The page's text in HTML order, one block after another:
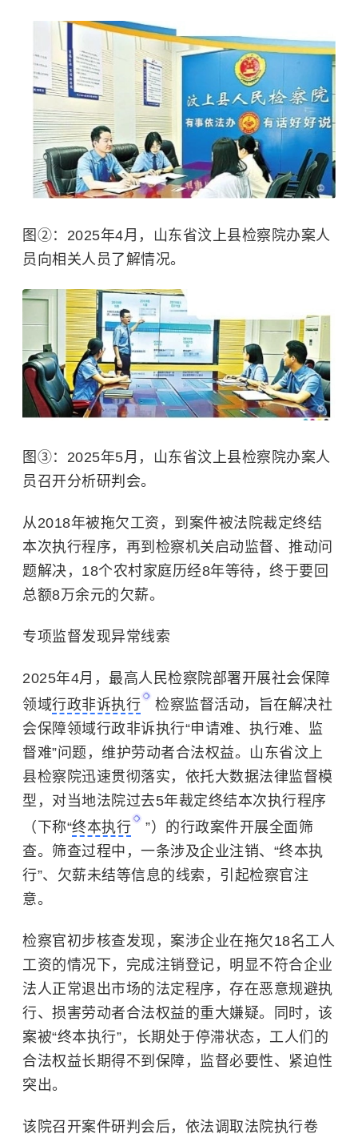
图②：2025年4月，山东省汶上县检察院办案人
员向相关人员了解情况。
图③：2025年5月，山东省汶上县检察院办案人
员召开分析研判会。
从2018年被拖欠工资，到案件被法院裁定终结
本次执行程序，再到检察机关启动监督、推动问
题解决，18个农村家庭历经8年等待，终于要回
总额8万余元的欠薪。
专项监督发现异常线索
2025年4月，最高人民检察院部署开展社会保障
领域行政非诉执行
检察监督活动，旨在解决社
会保障领域行政非诉执行“申请难、执行难、监
督难”问题，维护劳动者合法权益。山东省汶上
县检察院迅速贯彻落实，依托大数据法律监督模
型，对当地法院过去5年裁定终结本次执行程序
（下称“终本执行
”）的行政案件开展全面筛
查。筛查过程中，一条涉及企业注销、“终本执
行”、欠薪未结等信息的线索，引起检察官注
意。
检察官初步核查发现，案涉企业在拖欠18名工人
工资的情况下，完成注销登记，明显不符合企业
法人正常退出市场的法定程序，存在恶意规避执
行、损害劳动者合法权益的重大嫌疑。同时，该
案被“终本执行”，长期处于停滞状态，工人们的
合法权益长期得不到保障，监督必要性、紧迫性
突出。
该院召开案件研判会后，依法调取法院执行卷